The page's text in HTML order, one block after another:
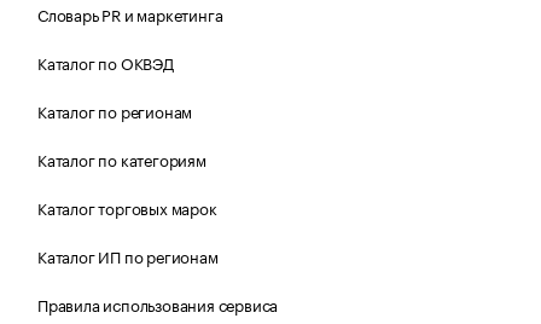
Словарь PR и маркетинга
Каталог по ОКВЭД
Каталог по регионам
Каталог по категориям
Каталог торговых марок
Каталог ИП по регионам
Правила использования сервиса